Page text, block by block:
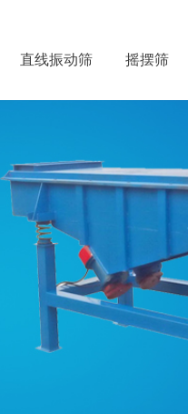
直线振动筛 摇摆筛